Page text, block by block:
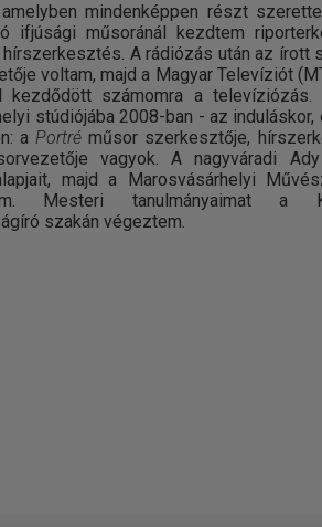
mindenképpen részt
ifjúsági műsoránál kezdtem
A rádiózás után az írott
voltam, majd a Magyar Televíziót
számomra a televíziózás.
stúdiójába 2008-ban - az
aPortréműsor szerkesztője,
vagyok. A nagyváradi Ady
majd a Marosvásárhelyi
Mesteri tanulmányaimat a
szakán végeztem.